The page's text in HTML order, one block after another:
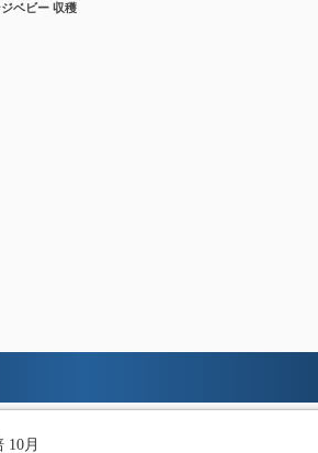
ベビー 収穫
10月